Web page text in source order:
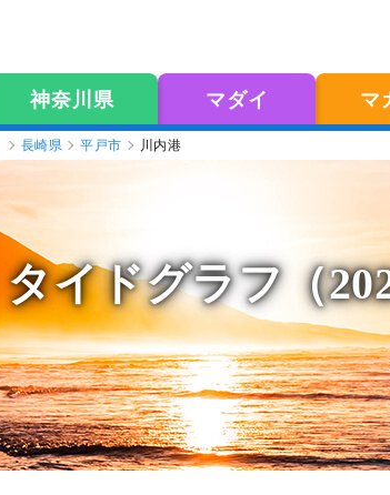
神奈川県 マダイ マ
長崎県 平戸市 川内港
イドグラフ（